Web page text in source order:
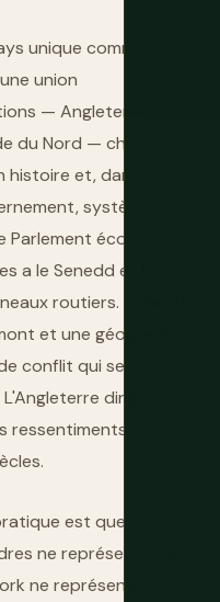
unique comme la
union
— Angleterre,
du Nord — chacune
et, dans
système
Parlement écossais et
a le Senedd et la
routiers. L'Irlande
et une géographie
conflit qui se sont
dirige
ressentiments que
est que vous ne
ne représente pas
ne représente les